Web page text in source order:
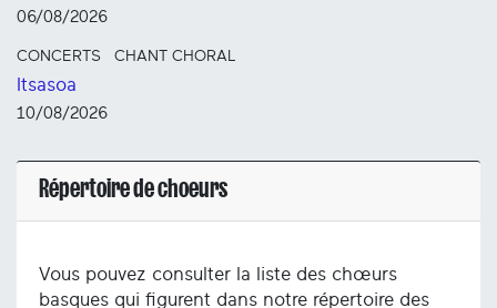
06/08/2026
CONCERTS CHANT CHORAL
Itsasoa
10/08/2026
Répertoire de choeurs
Vous pouvez consulter la liste des chœurs
basques qui figurent dans notre répertoire des